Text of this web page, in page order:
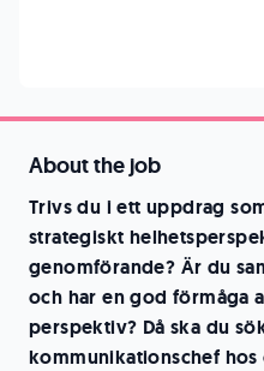
About the job
Trivs du i ett uppdrag
strategiskt
genomförande? Är du
och har en god förmåga
perspektiv? Då ska du
kommunikationschef hos